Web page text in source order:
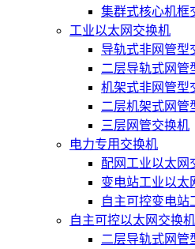
集群式核心机框
工业以太网交换机
导轨式非网管型
二层导轨式网管
机架式非网管型
二层机架式网管
三层网管交换机
电力专用交换机
配网工业以太网
变电站工业以太
自主可控变电站
自主可控以太网交换机
二层导轨式网管